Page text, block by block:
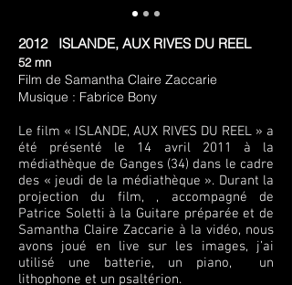
2012 ISLANDE, AUX RIVES DU REEL
52 mn
Film de Samantha Claire Zaccarie
Musique : Fabrice Bony
Le film « ISLANDE, AUX RIVES DU REEL » a
été présenté le 14 avril 2011 à la
médiathèque de Ganges (34) dans le cadre
des « jeudi de la médiathèque ». Durant la
projection du film, , accompagné de
Patrice Soletti à la Guitare préparée et de
Samantha Claire Zaccarie à la vidéo, nous
avons joué en live sur les images, j’ai
utilisé une batterie, un piano, un
lithophone et un psaltérion.